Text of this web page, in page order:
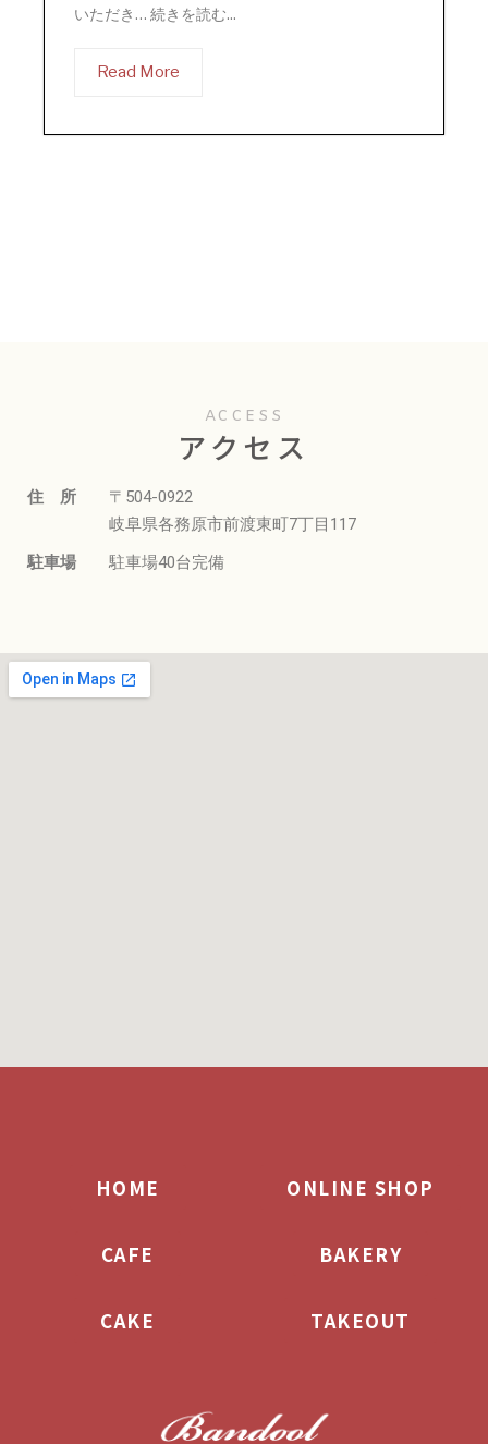
いただき… 続きを読む...
Read More
ACCESS
アクセス
住 所 〒504-0922
岐阜県各務原市前渡東町7丁目117
駐車場 駐車場40台完備
HOME ONLINE SHOP
CAFE BAKERY
CAKE TAKEOUT